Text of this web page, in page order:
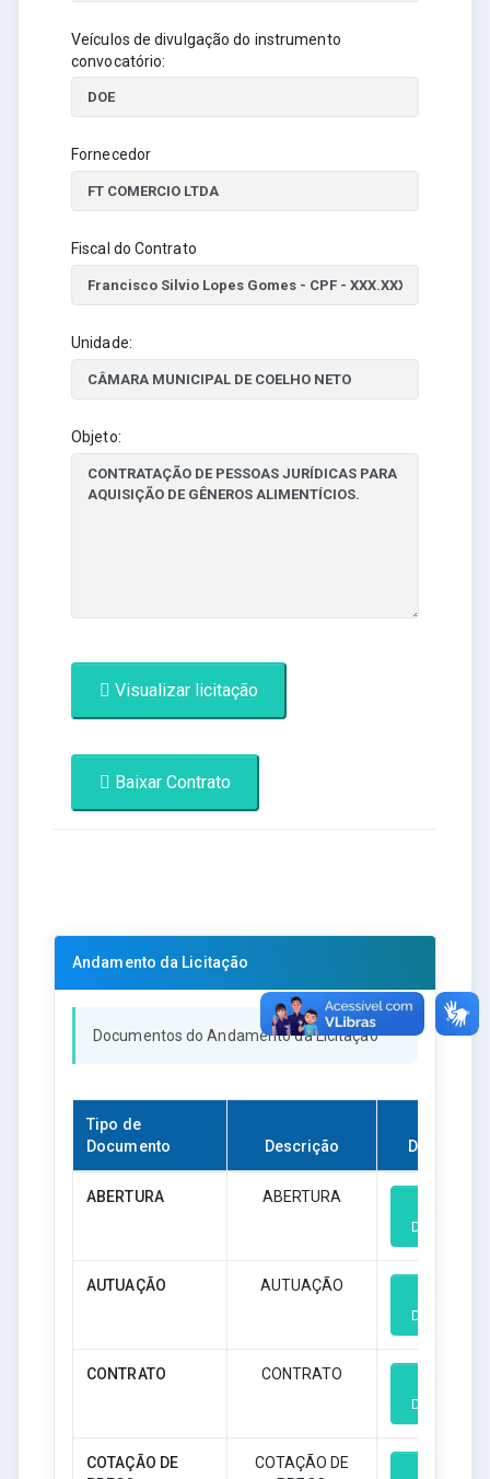
Veículos de divulgação do instrumento
convocatório:
Fornecedor
Fiscal do Contrato
Unidade:
Objeto:
Visualizar licitação
Baixar Contrato
Andamento da Licitação
Documentos do Andamento da Licitação
Tipo de
Documento
Descrição Download
ABERTURA ABERTURA
Download
AUTUAÇÃO AUTUAÇÃO
Download
CONTRATO CONTRATO
Download
COTAÇÃO DE
COTAÇÃO DE